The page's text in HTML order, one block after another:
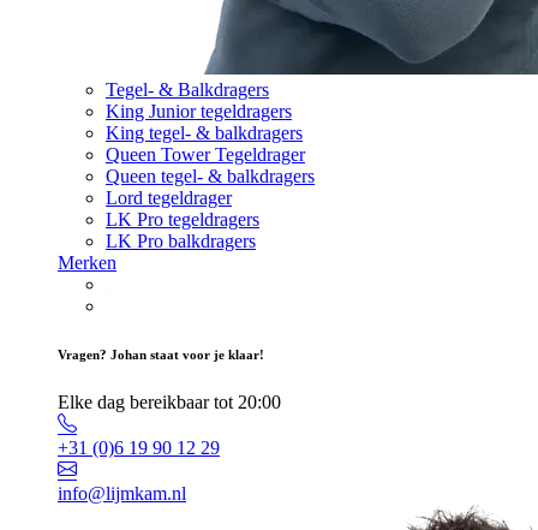
Tegel- & Balkdragers
King Junior tegeldragers
King tegel- & balkdragers
Queen Tower Tegeldrager
Queen tegel- & balkdragers
Lord tegeldrager
LK Pro tegeldragers
LK Pro balkdragers
Merken
Vragen? Johan staat voor je klaar!
Elke dag bereikbaar tot 20:00
+31 (0)6 19 90 12 29
info@lijmkam.nl